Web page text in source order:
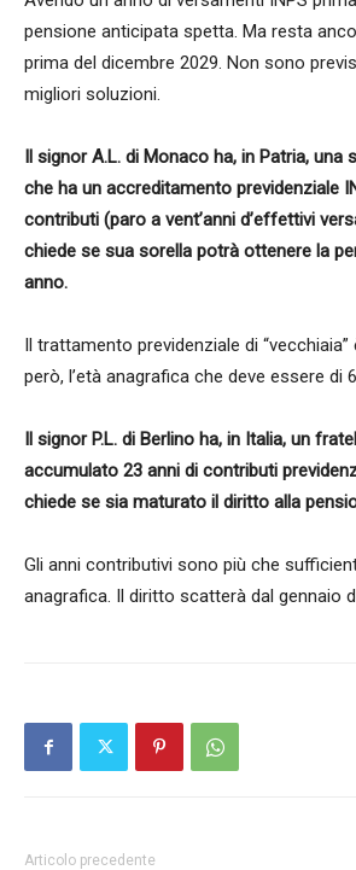
pensione anticipata spetta. Ma resta
prima del dicembre 2029. Non sono
migliori soluzioni.
Il signor A.L. di Monaco ha, in Patria, una
che ha un accreditamento previdenziale
contributi (paro a vent’anni d’effettivi
chiede se sua sorella potrà ottenere la
anno.
Il trattamento previdenziale di
però, l’età anagrafica che deve essere di
Il signor P.L. di Berlino ha, in Italia, un
accumulato 23 anni di contributi
chiede se sia maturato il diritto alla
Gli anni contributivi sono più che
anagrafica. Il diritto scatterà dal gennaio
Articolo precedente